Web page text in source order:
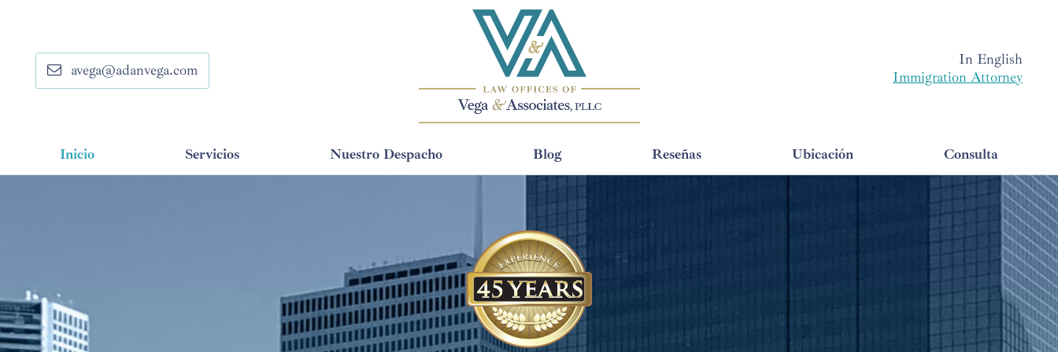
avega@adanvega.com
In English
Immigration Attorney
Inicio Servicios Nuestro Despacho Blog Reseñas Ubicación Consulta